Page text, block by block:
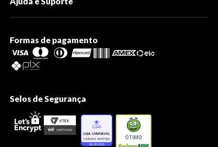
Formas de pagamento
Selos de Segurança
ÓTIMO